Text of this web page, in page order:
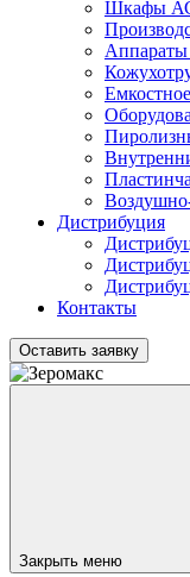
Шкафы
Аппараты
Дистрибуция
Контакты
Оставить заявку
Закрыть меню